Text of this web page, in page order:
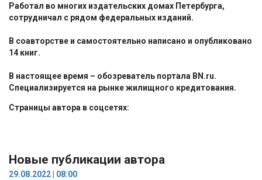
Работал во многих издательских домах Петербурга,
сотрудничал с рядом федеральных изданий.
В соавторстве и самостоятельно написано и опубликовано
14 книг.
В настоящее время – обозреватель портала BN.ru.
Специализируется на рынке жилищного кредитования.
Страницы автора в соцсетях:
Новые публикации автора
29.08.2022 | 08:00